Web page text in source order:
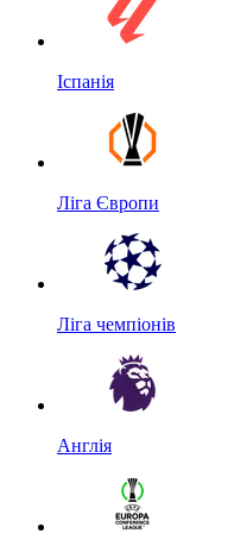
Іспанія
Ліга Європи
Ліга чемпіонів
Англія